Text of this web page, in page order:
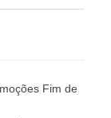
Fim de